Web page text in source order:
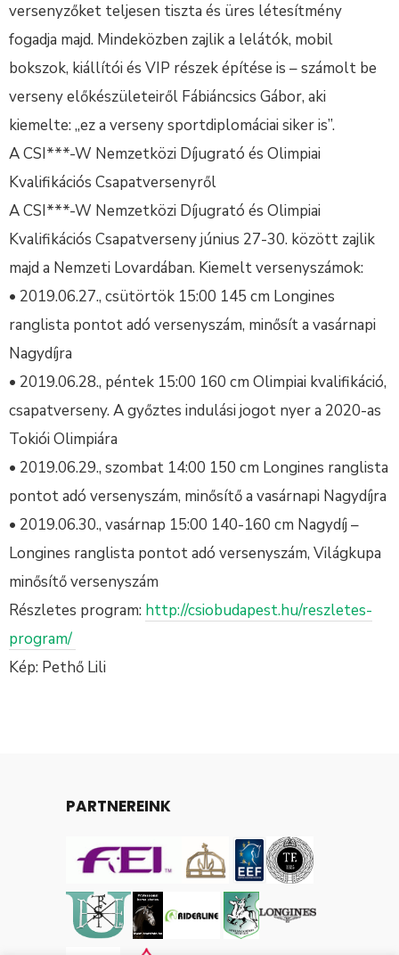
versenyzőket teljesen tiszta és üres létesítmény
fogadja majd. Mindeközben zajlik a lelátók, mobil
bokszok, kiállítói és VIP részek építése is – számolt be
verseny előkészületeiről Fábiáncsics Gábor, aki
kiemelte: „ez a verseny sportdiplomáciai siker is”.
A CSI***-W Nemzetközi Díjugrató és Olimpiai
Kvalifikációs Csapatversenyről
A CSI***-W Nemzetközi Díjugrató és Olimpiai
Kvalifikációs Csapatverseny június 27-30. között zajlik
majd a Nemzeti Lovardában. Kiemelt versenyszámok:
• 2019.06.27., csütörtök 15:00 145 cm Longines
ranglista pontot adó versenyszám, minősít a vasárnapi
Nagydíjra
• 2019.06.28., péntek 15:00 160 cm Olimpiai kvalifikáció,
csapatverseny. A győztes indulási jogot nyer a 2020-as
Tokiói Olimpiára
• 2019.06.29., szombat 14:00 150 cm Longines ranglista
pontot adó versenyszám, minősítő a vasárnapi Nagydíjra
• 2019.06.30., vasárnap 15:00 140-160 cm Nagydíj –
Longines ranglista pontot adó versenyszám, Világkupa
minősítő versenyszám
Részletes program: http://csiobudapest.hu/reszletes-
program/
Kép: Pethő Lili
PARTNEREINK